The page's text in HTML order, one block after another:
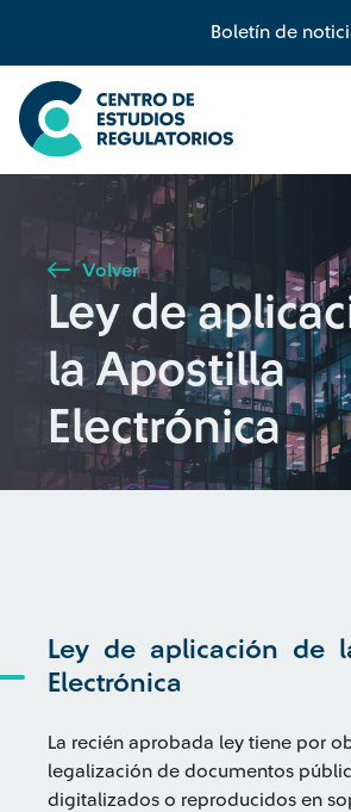
Boletín de
Búsqueda
Seleccione país
Tipo de artículo
Buscar
Volver
Ley de
la Apostilla
Electrónica
Ley de aplicación de
Electrónica
La recién aprobada ley tiene por
legalización de documentos
digitalizados o reproducidos en